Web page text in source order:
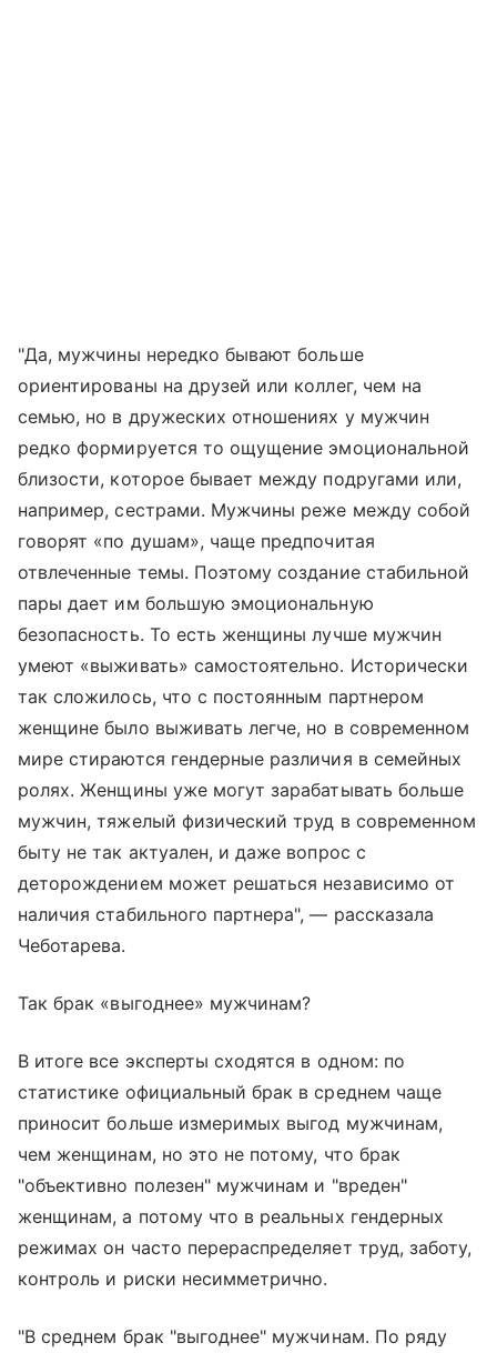
"Да, мужчины нередко бывают больше
ориентированы на друзей или коллег, чем на
семью, но в дружеских отношениях у мужчин
редко формируется то ощущение эмоциональной
близости, которое бывает между подругами или,
например, сестрами. Мужчины реже между собой
говорят «по душам», чаще предпочитая
отвлеченные темы. Поэтому создание стабильной
пары дает им большую эмоциональную
безопасность. То есть женщины лучше мужчин
умеют «выживать» самостоятельно. Исторически
так сложилось, что с постоянным партнером
женщине было выживать легче, но в современном
мире стираются гендерные различия в семейных
ролях. Женщины уже могут зарабатывать больше
мужчин, тяжелый физический труд в современном
быту не так актуален, и даже вопрос с
деторождением может решаться независимо от
наличия стабильного партнера", — рассказала
Чеботарева.
Так брак «выгоднее» мужчинам?
В итоге все эксперты сходятся в одном: по
статистике официальный брак в среднем чаще
приносит больше измеримых выгод мужчинам,
чем женщинам, но это не потому, что брак
"объективно полезен" мужчинам и "вреден"
женщинам, а потому что в реальных гендерных
режимах он часто перераспределяет труд, заботу,
контроль и риски несимметрично.
"В среднем брак "выгоднее" мужчинам. По ряду